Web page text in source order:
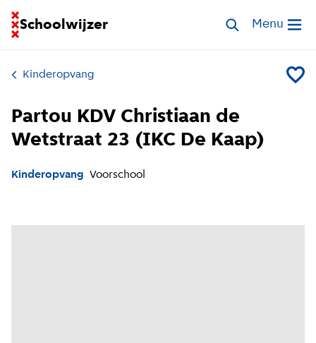
Schoolwijzer
Ga naar homepage van SchoolwijzerZoek opvang
Open
Menu
Kinderopvang Voeg
Partou KDV Christiaan de
Wetstraat 23 (IKC De Kaap)
Kinderopvang Voorschool